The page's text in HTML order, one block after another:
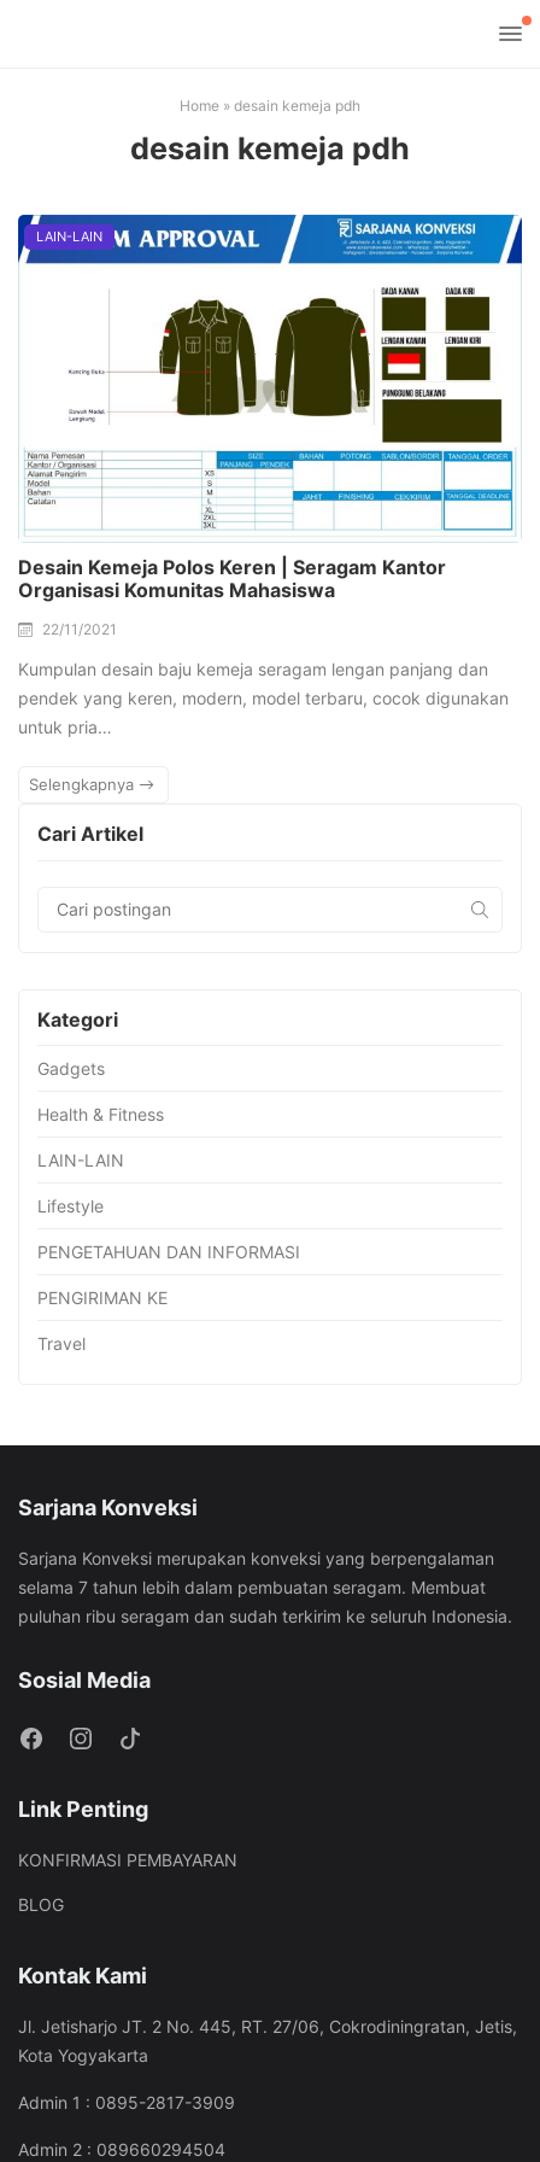
Home » desain kemeja pdh
desain kemeja pdh
LAIN-LAIN
Desain Kemeja Polos Keren | Seragam Kantor
Organisasi Komunitas Mahasiswa
22/11/2021
Kumpulan desain baju kemeja seragam lengan panjang dan
pendek yang keren, modern, model terbaru, cocok digunakan
untuk pria…
Selengkapnya
Cari Artikel
Kategori
Gadgets
Health & Fitness
LAIN-LAIN
Lifestyle
PENGETAHUAN DAN INFORMASI
PENGIRIMAN KE
Travel
Sarjana Konveksi
Sarjana Konveksi merupakan konveksi yang berpengalaman
selama 7 tahun lebih dalam pembuatan seragam. Membuat
puluhan ribu seragam dan sudah terkirim ke seluruh Indonesia.
Sosial Media
Link Penting
KONFIRMASI PEMBAYARAN
BLOG
Kontak Kami
Jl. Jetisharjo JT. 2 No. 445, RT. 27/06, Cokrodiningratan, Jetis,
Kota Yogyakarta
Admin 1 : 0895-2817-3909
Admin 2 : 089660294504